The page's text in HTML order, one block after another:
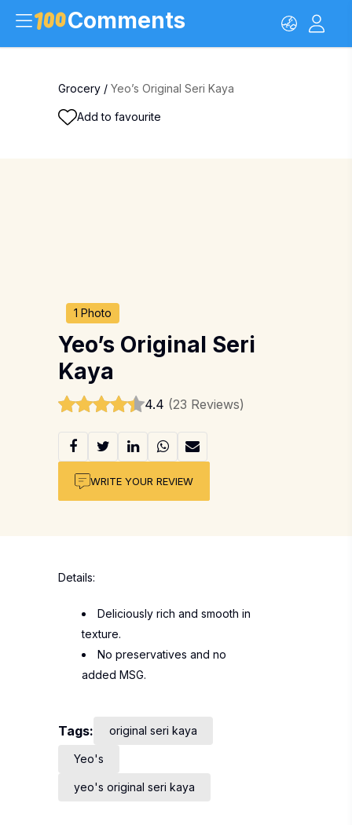
Comments
Grocery / Yeo’s Original Seri Kaya
Add to favourite
1 Photo
Yeo’s Original Seri
Kaya
4.4 (23 Reviews)
WRITE YOUR REVIEW
Details:
Deliciously rich and smooth in
texture.
No preservatives and no
added MSG.
Tags: original seri kaya
Yeo's
yeo's original seri kaya